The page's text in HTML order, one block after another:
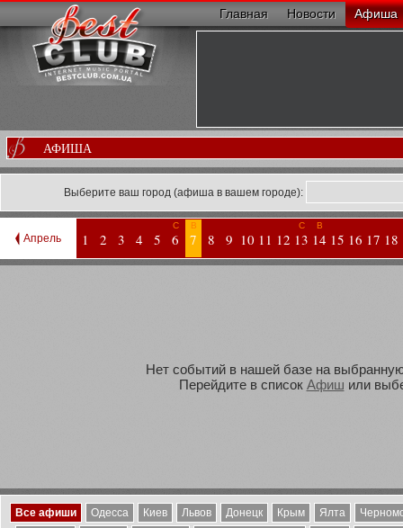
Главная Новости Афиша
АФИША
Выберите ваш город (афиша в вашем городе):
Апрель 1 2 3 4 5
С
6
В
7 8 9 10 11 12
С
13
В
14 15 16 17 18
Нет событий в нашей базе на
Перейдите в список Афиш или
Все афиши Одесса Киев Львов Донецк Крым Ялта